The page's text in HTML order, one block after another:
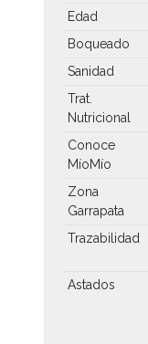
Edad
Boqueado
Sanidad
Trat.
Nutricional
Conoce
MíoMío
Zona
Garrapata
Trazabilidad
Astados